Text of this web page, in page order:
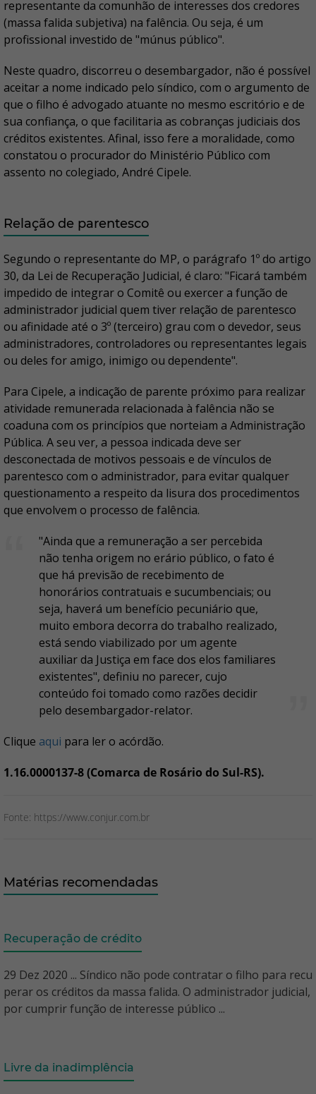
representante da comunhão de interesses dos credores
(massa falida subjetiva) na falência. Ou seja, é um
profissional investido de "múnus público".
Neste quadro, discorreu o desembargador, não é possível
aceitar a nome indicado pelo síndico, com o argumento de
que o filho é advogado atuante no mesmo escritório e de
sua confiança, o que facilitaria as cobranças judiciais dos
créditos existentes. Afinal, isso fere a moralidade, como
constatou o procurador do Ministério Público com
assento no colegiado, André Cipele.
Relação de parentesco
Segundo o representante do MP, o parágrafo 1º do artigo
30, da Lei de Recuperação Judicial, é claro: "Ficará também
impedido de integrar o Comitê ou exercer a função de
administrador judicial quem tiver relação de parentesco
ou afinidade até o 3º (terceiro) grau com o devedor, seus
administradores, controladores ou representantes legais
ou deles for amigo, inimigo ou dependente".
Para Cipele, a indicação de parente próximo para realizar
atividade remunerada relacionada à falência não se
coaduna com os princípios que norteiam a Administração
Pública. A seu ver, a pessoa indicada deve ser
desconectada de motivos pessoais e de vínculos de
parentesco com o administrador, para evitar qualquer
questionamento a respeito da lisura dos procedimentos
que envolvem o processo de falência.
"Ainda que a remuneração a ser percebida
não tenha origem no erário público, o fato é
que há previsão de recebimento de
honorários contratuais e sucumbenciais; ou
seja, haverá um benefício pecuniário que,
muito embora decorra do trabalho realizado,
está sendo viabilizado por um agente
auxiliar da Justiça em face dos elos familiares
existentes", definiu no parecer, cujo
conteúdo foi tomado como razões decidir
pelo desembargador-relator.
Clique aqui para ler o acórdão.
1.16.0000137-8 (Comarca de Rosário do Sul-RS).
Fonte: https://www.conjur.com.br
Matérias recomendadas
Recuperação de crédito
29 Dez 2020 ... Síndico não pode contratar o filho para recu
perar os créditos da massa falida. O administrador judicial,
por cumprir função de interesse público ...
Livre da inadimplência